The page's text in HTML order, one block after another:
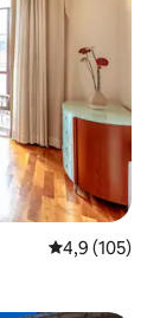
4,9 de uma
4,9 (105)